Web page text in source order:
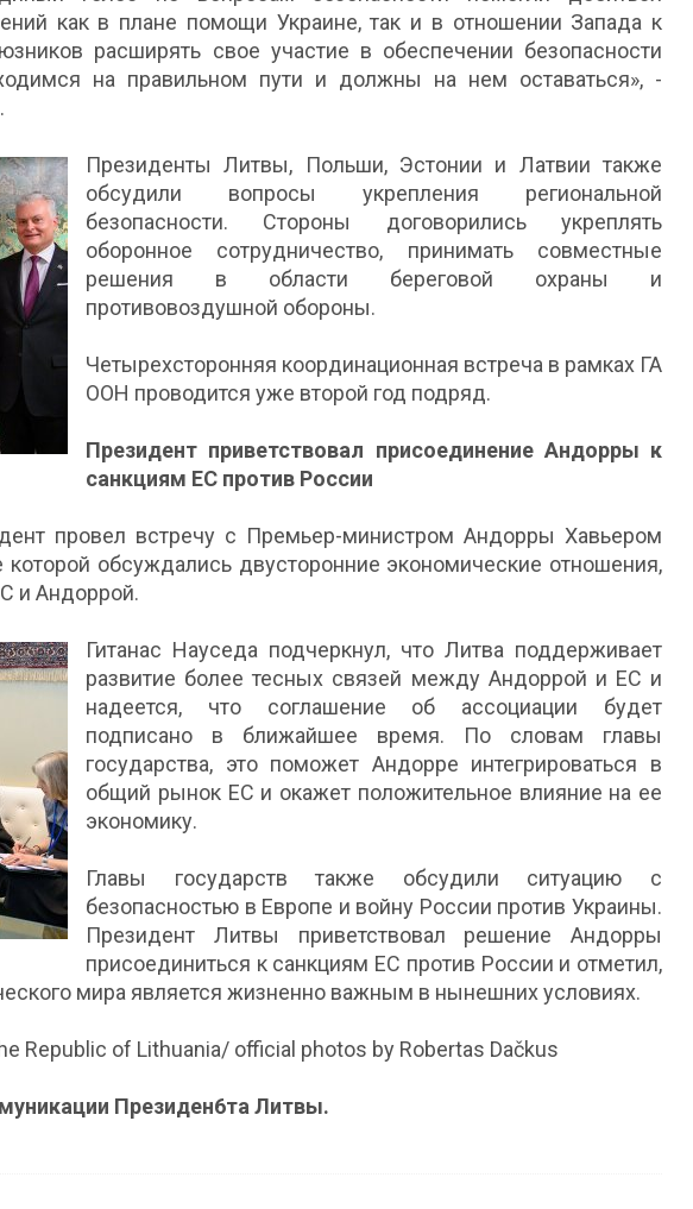
как в плане помощи Украине, так и в отношении Запада к
расширять свое участие в обеспечении безопасности
на правильном пути и должны на нем оставаться», -
Президенты Литвы, Польши, Эстонии и Латвии также
обсудили вопросы укрепления региональной
безопасности. Стороны договорились укреплять
оборонное сотрудничество, принимать совместные
решения в области береговой охраны и
противовоздушной обороны.
Четырехсторонняя координационная встреча в рамках ГА
ООН проводится уже второй год подряд.
Президент приветствовал присоединение Андорры к
санкциям ЕС против России
провел встречу с Премьер-министром Андорры Хавьером
обсуждались двусторонние экономические отношения,
и Андоррой.
Гитанас Науседа подчеркнул, что Литва поддерживает
развитие более тесных связей между Андоррой и ЕС и
надеется, что соглашение об ассоциации будет
подписано в ближайшее время. По словам главы
государства, это поможет Андорре интегрироваться в
общий рынок ЕС и окажет положительное влияние на ее
экономику.
Главы государств также обсудили ситуацию с
безопасностью в Европе и войну России против Украины.
Президент Литвы приветствовал решение Андорры
присоединиться к санкциям ЕС против России и отметил,
мира является жизненно важным в нынешних условиях.
Republic of Lithuania/ official photos by Robertas Dačkus
Президен6та Литвы.